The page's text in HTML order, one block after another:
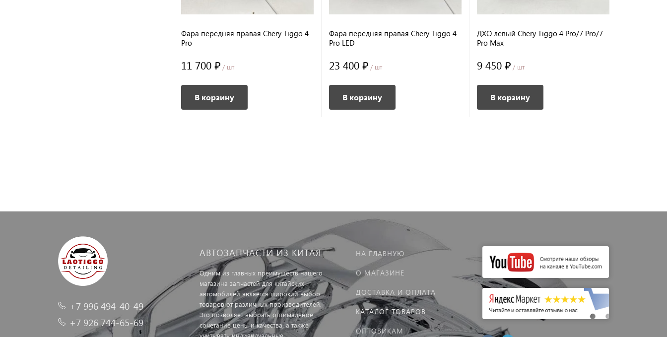
Фара передняя правая Chery Tiggo 4
Pro
11 700 ₽ / шт
В корзину
Фара передняя правая Chery Tiggo 4
Pro LED
23 400 ₽ / шт
В корзину
ДХО левый Chery Tiggo 4 Pro/7 Pro/7
Pro Max
9 450 ₽ / шт
В корзину
+7 996 494-40-49
+7 926 744-65-69
АВТОЗАПЧАСТИ ИЗ КИТАЯ
Одним из главных преимуществ нашего
магазина запчастей для китайских
автомобилей является широкий выбор
товаров от различных производителей.
Это позволяет выбрать оптимальное
сочетание цены и качества, а также
НА ГЛАВНУЮ
О МАГАЗИНЕ
ДОСТАВКА И ОПЛАТА
КАТАЛОГ ТОВАРОВ
ОПТОВИКАМ